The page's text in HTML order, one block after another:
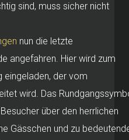
sind, muss sicher nicht
nun die letzte
angefahren. Hier wird zum
eingeladen, der vom
wird. Das
über den herrlichen
Gässchen und zu